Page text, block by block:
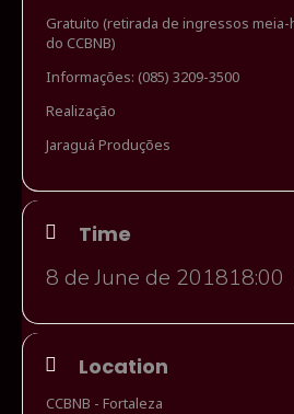
Gratuito (retirada de ingressos
do CCBNB)
Informações: (085) 3209-3500
Realização
Jaraguá Produções
Time
8 de June de 201818:00
Location
CCBNB - Fortaleza